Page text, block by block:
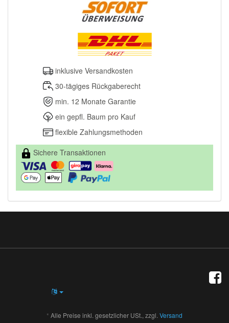
inklusive Versandkosten
30-tägiges Rückgaberecht
min. 12 Monate Garantie
ein gepfl. Baum pro Kauf
flexible Zahlungsmethoden
Sichere Transaktionen
* Alle Preise inkl. gesetzlicher USt., zzgl. Versand